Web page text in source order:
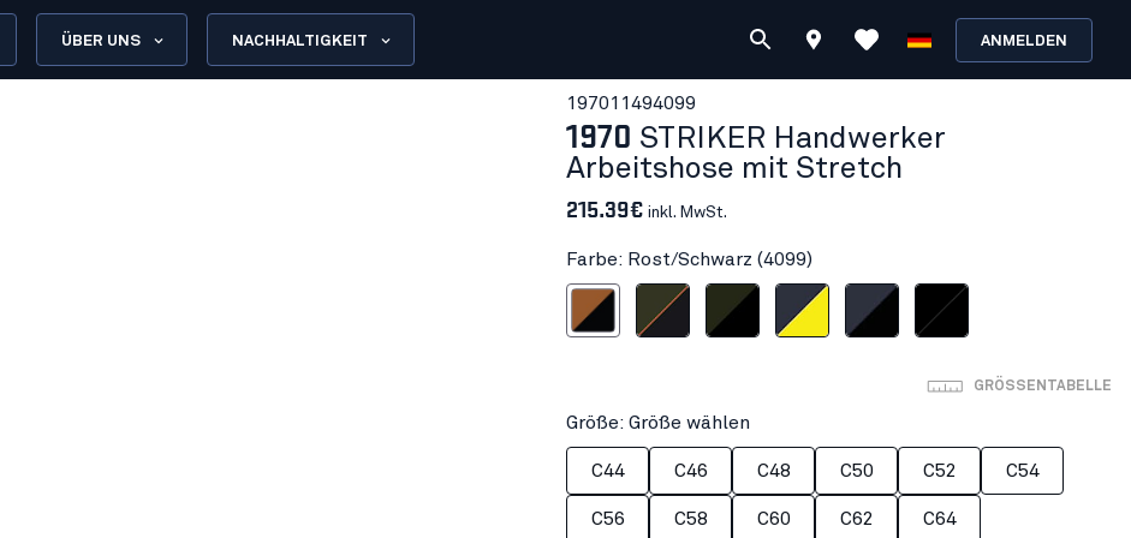
ÜBER UNS NACHHALTIGKEIT ANMELDEN
197011494099
1970 STRIKER Handwerker
Arbeitshose mit Stretch
215.39€ inkl. MwSt.
Farbe: Rost/Schwarz (4099)
Rost/SchwarzWaldgrün/Rost
Waldgrün/Schwarz
Dunkel Marineblau/High Vis Gelb
Dunkel Marineblau/Schwarz
Schwarz/Schwarz
GRÖSSENTABELLE
Größe: Größe wählen
C44 C46 C48 C50 C52 C54
C56 C58 C60 C62 C64